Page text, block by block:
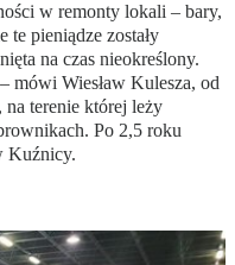
w remonty lokali – bary,
te pieniądze zostały
na czas nieokreślony.
mówi Wiesław Kulesza, od
terenie której leży
Po 2,5 roku
Kuźnicy.